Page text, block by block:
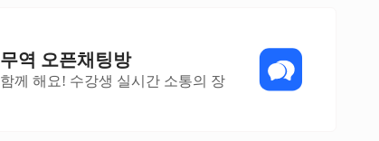
무역 오픈채팅방
함께 해요! 수강생 실시간 소통의 장